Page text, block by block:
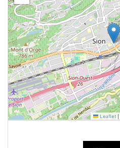
Leaflet |